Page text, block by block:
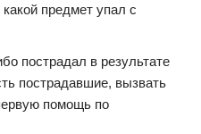
предмет упал с
пострадал в результате
пострадавшие, вызвать
помощь по